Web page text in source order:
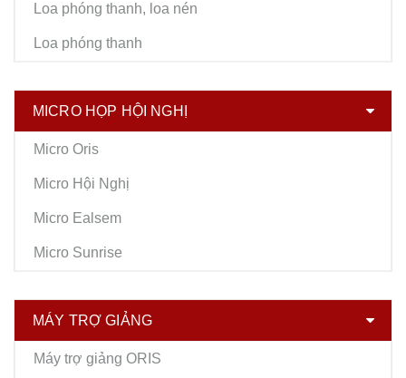
Loa phóng thanh, loa nén
Loa phóng thanh
MICRO HỌP HỘI NGHỊ
Micro Oris
Micro Hội Nghị
Micro Ealsem
Micro Sunrise
MÁY TRỢ GIẢNG
Máy trợ giảng ORIS